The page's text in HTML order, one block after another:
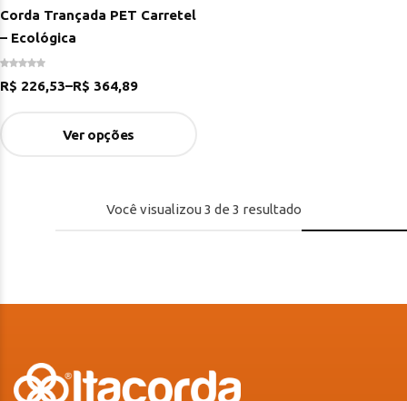
Corda Trançada PET Carretel
– Ecológica
R$ 226,53–R$ 364,89
Ver opções
Você visualizou3 de 3 resultado